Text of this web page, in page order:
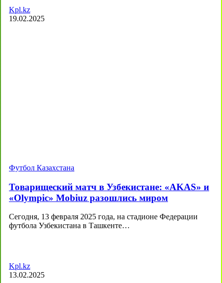
Kpl.kz
19.02.2025
Футбол Казахстана
Товарищеский матч в Узбекистане: «AKAS» и
«Olympic» Mobiuz разошлись миром
Сегодня, 13 февраля 2025 года, на стадионе Федерации
футбола Узбекистана в Ташкенте…
Kpl.kz
13.02.2025